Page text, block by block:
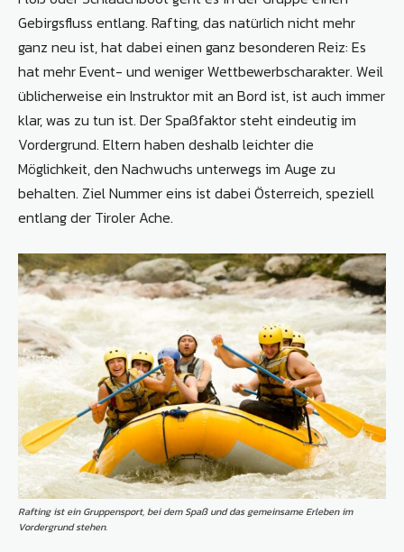
Gebirgsfluss entlang. Rafting, das natürlich nicht mehr
ganz neu ist, hat dabei einen ganz besonderen Reiz: Es
hat mehr Event- und weni­ger Wettbewerbscharakter. Weil
üblicherweise ein Instruktor mit an Bord ist, ist auch immer
klar, was zu tun ist. Der Spaßfaktor steht eindeutig im
Vordergrund. Eltern haben deshalb leichter die
Möglichkeit, den Nachwuchs unterwegs im Auge zu
behalten. Ziel Nummer eins ist dabei Österreich, speziell
entlang der Tiroler Ache.
Rafting ist ein Gruppensport, bei dem Spaß und das gemeinsame ­Erleben im
Vordergrund stehen.